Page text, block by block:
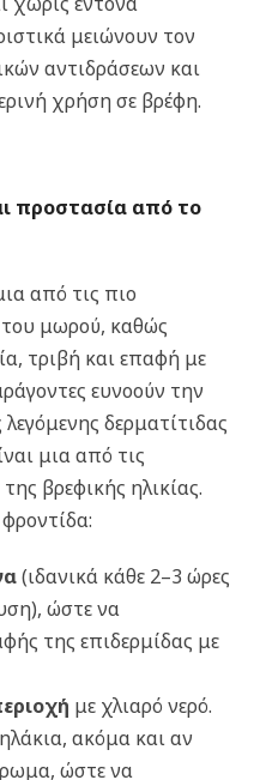
μειώνουν τον
αντιδράσεων και
χρήση σε βρέφη.
προστασία από το
από τις πιο
μωρού, καθώς
τριβή και επαφή με
ευνοούν την
δερματίτιδας
μια από τις
βρεφικής ηλικίας.
(ιδανικά κάθε 2–3 ώρες
ώστε να
της επιδερμίδας με
με χλιαρό νερό.
ακόμα και αν
ώστε να